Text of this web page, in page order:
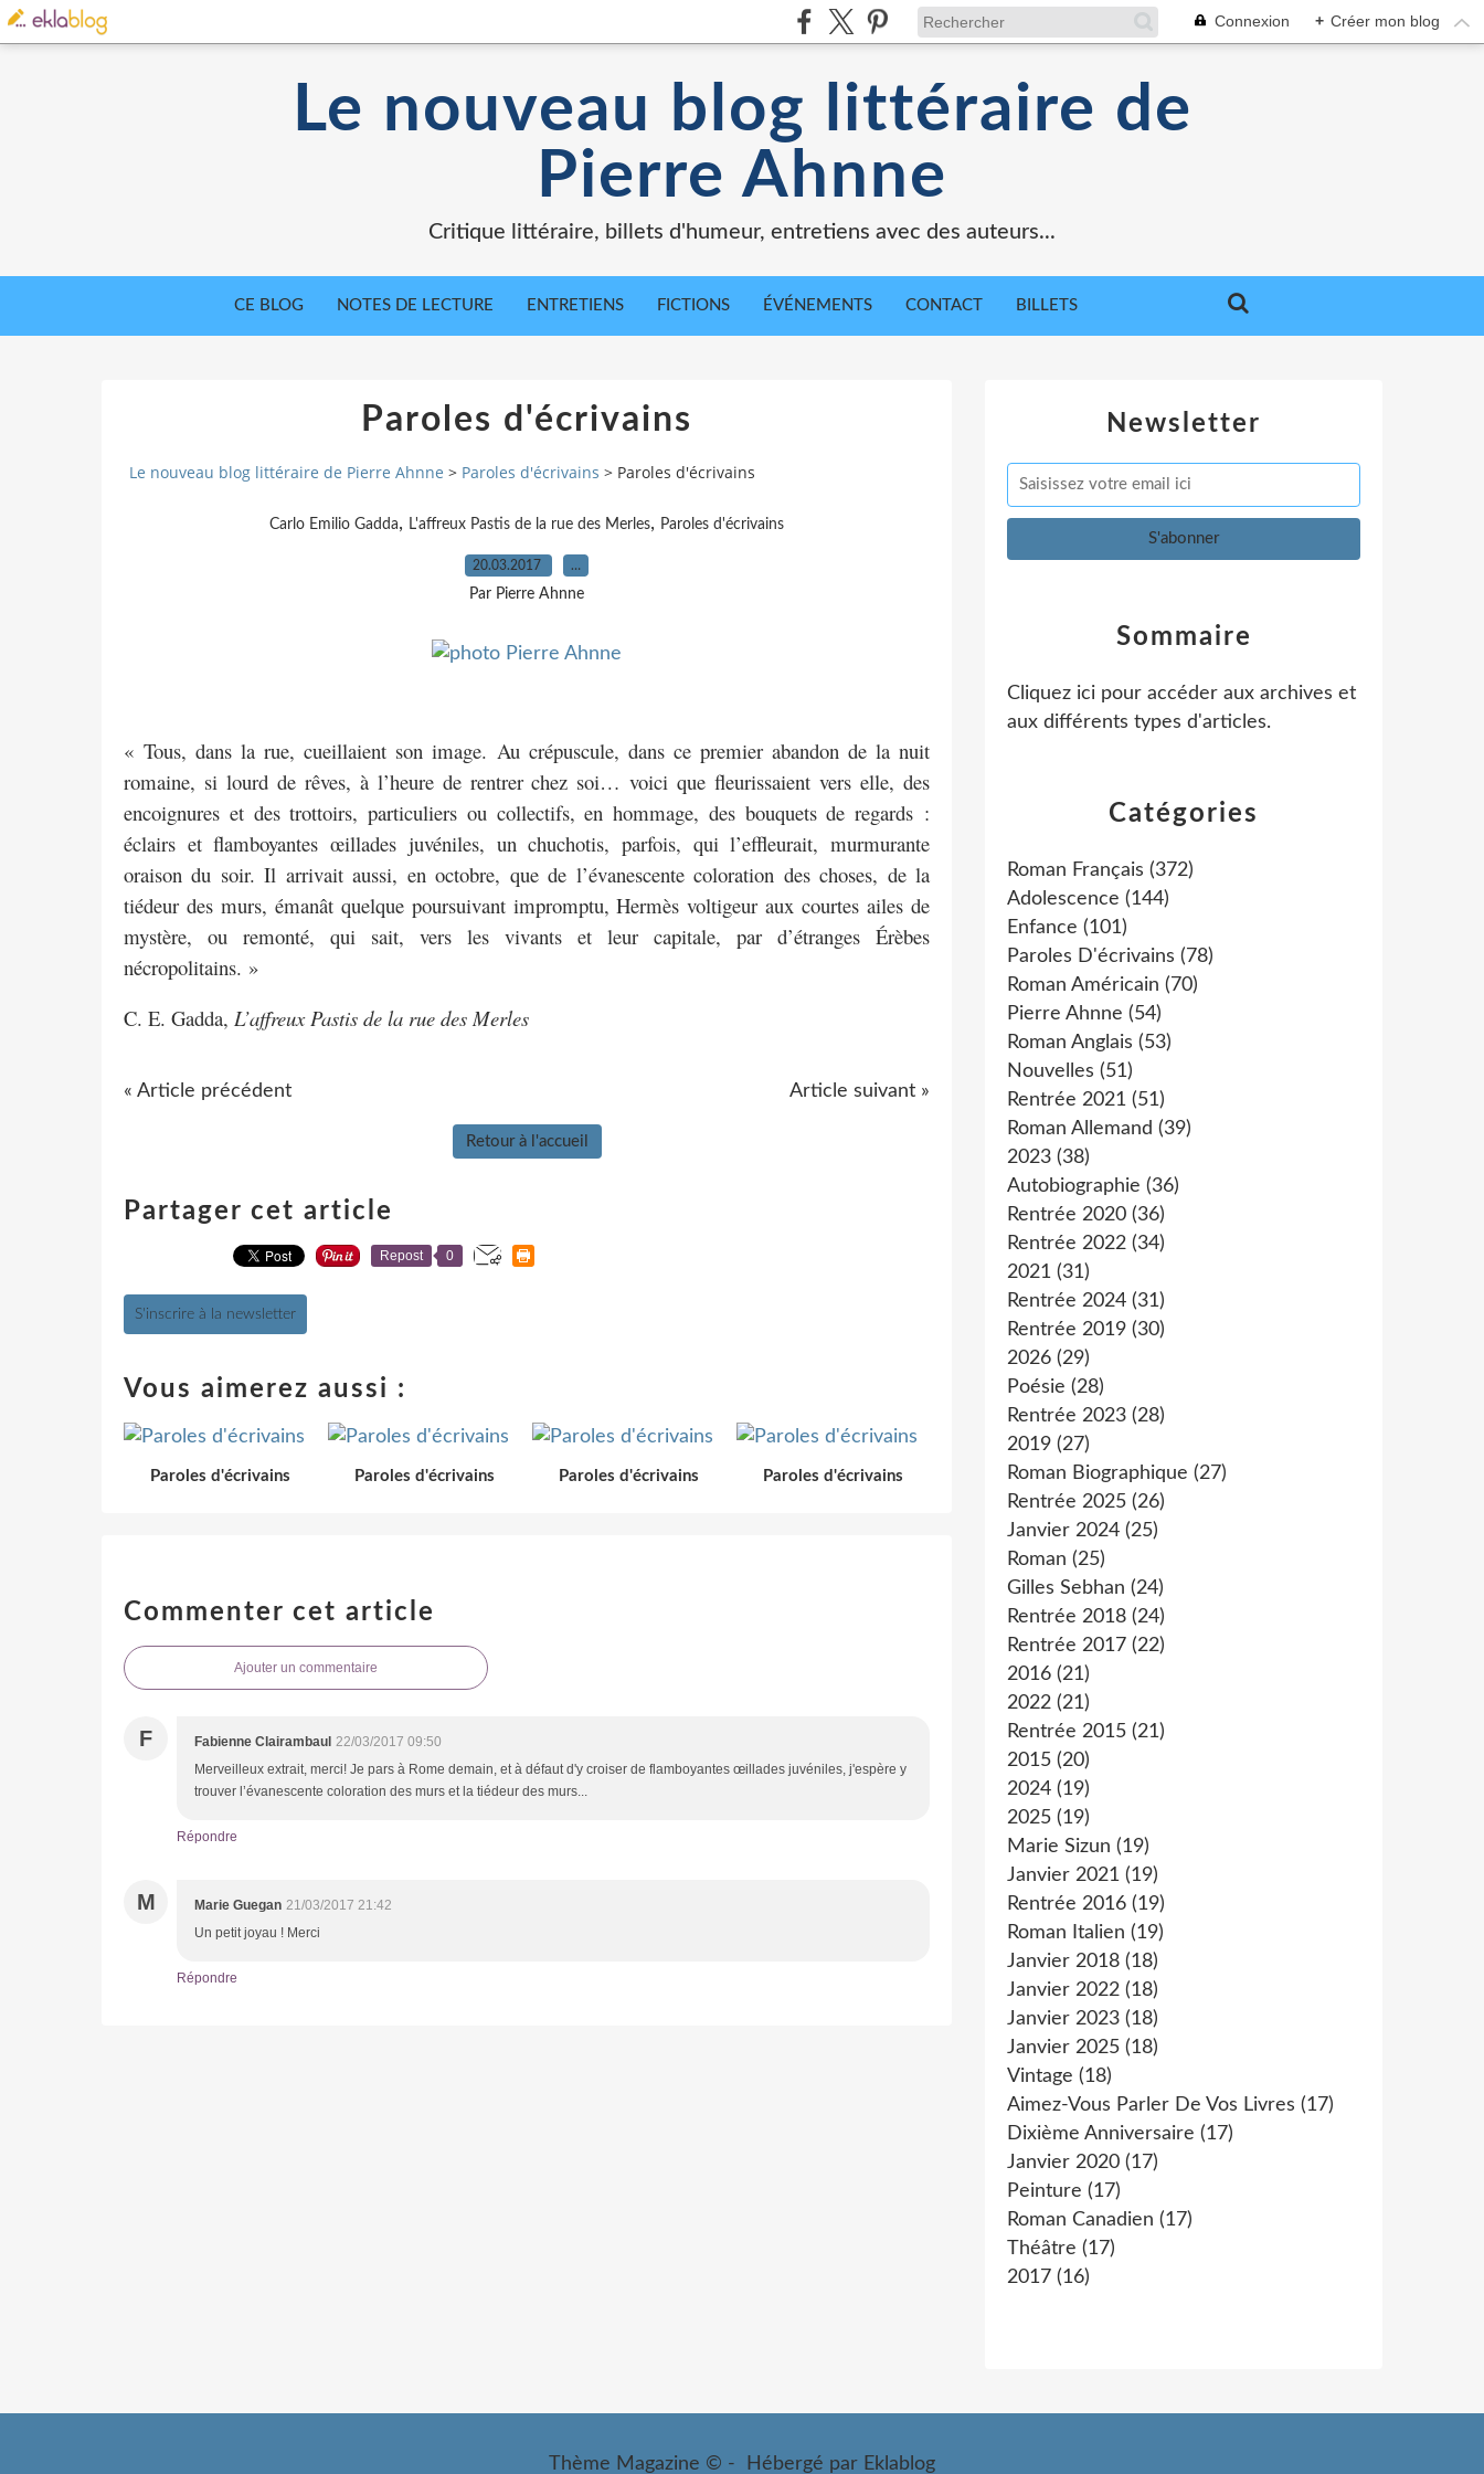
Connexion + Créer mon blog
Le nouveau blog littéraire de
Pierre Ahnne
Critique littéraire, billets d'humeur, entretiens avec des auteurs...
CE BLOG NOTES DE LECTURE ENTRETIENS FICTIONS ÉVÉNEMENTS CONTACT BILLETS
Paroles d'écrivains
Le nouveau blog littéraire de Pierre Ahnne > Paroles d'écrivains > Paroles d'écrivains
Carlo Emilio Gadda, L'affreux Pastis de la rue des Merles, Paroles d'écrivains
20.03.2017 …
Par Pierre Ahnne
« Tous, dans la rue, cueillaient son image. Au crépuscule, dans ce premier abandon de la nuit
romaine, si lourd de rêves, à l’heure de rentrer chez soi… voici que fleurissaient vers elle, des
encoignures et des trottoirs, particuliers ou collectifs, en hommage, des bouquets de regards :
éclairs et flamboyantes œillades juvéniles, un chuchotis, parfois, qui l’effleurait, murmurante
oraison du soir. Il arrivait aussi, en octobre, que de l’évanescente coloration des choses, de la
tiédeur des murs, émanât quelque poursuivant impromptu, Hermès voltigeur aux courtes ailes de
mystère, ou remonté, qui sait, vers les vivants et leur capitale, par d’étranges Érèbes
nécropolitains. »
C. E. Gadda, L’affreux Pastis de la rue des Merles
« Article précédent Article suivant »
Retour à l'accueil
Partager cet article
Repost 0
S'inscrire à la newsletter
Vous aimerez aussi :
Paroles d'écrivains Paroles d'écrivains Paroles d'écrivains Paroles d'écrivains
Commenter cet article
Ajouter un commentaire
F Fabienne Clairambaul 22/03/2017 09:50
Merveilleux extrait, merci! Je pars à Rome demain, et à défaut d'y croiser de flamboyantes œillades juvéniles, j'espère y
trouver l’évanescente coloration des murs et la tiédeur des murs...
Répondre
M Marie Guegan 21/03/2017 21:42
Un petit joyau ! Merci
Répondre
Newsletter
Catégories
Roman Français (372)
Adolescence (144)
Enfance (101)
Paroles D'écrivains (78)
Roman Américain (70)
Pierre Ahnne (54)
Roman Anglais (53)
Nouvelles (51)
Rentrée 2021 (51)
Roman Allemand (39)
2023 (38)
Autobiographie (36)
Rentrée 2020 (36)
Rentrée 2022 (34)
2021 (31)
Rentrée 2024 (31)
Rentrée 2019 (30)
2026 (29)
Poésie (28)
Rentrée 2023 (28)
2019 (27)
Roman Biographique (27)
Rentrée 2025 (26)
Janvier 2024 (25)
Roman (25)
Gilles Sebhan (24)
Rentrée 2018 (24)
Rentrée 2017 (22)
2016 (21)
2022 (21)
Rentrée 2015 (21)
2015 (20)
2024 (19)
2025 (19)
Marie Sizun (19)
Janvier 2021 (19)
Rentrée 2016 (19)
Roman Italien (19)
Janvier 2018 (18)
Janvier 2022 (18)
Janvier 2023 (18)
Janvier 2025 (18)
Vintage (18)
Aimez-Vous Parler De Vos Livres (17)
Dixième Anniversaire (17)
Janvier 2020 (17)
Peinture (17)
Roman Canadien (17)
Théâtre (17)
2017 (16)
Sommaire
Cliquez ici pour accéder aux archives et
aux différents types d'articles.
Thème Magazine © - Hébergé par Eklablog